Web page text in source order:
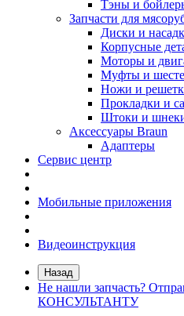
Тэны и
Запчасти для
Диски и
Корпусные
Моторы и
Муфты и
Ножи и
Прокладки и
Штоки и
Аксессуары Braun
Адаптеры
Сервис центр
Мобильные приложения
Видеоинструкция
Назад
Не нашли запчасть?
КОНСУЛЬТАНТУ